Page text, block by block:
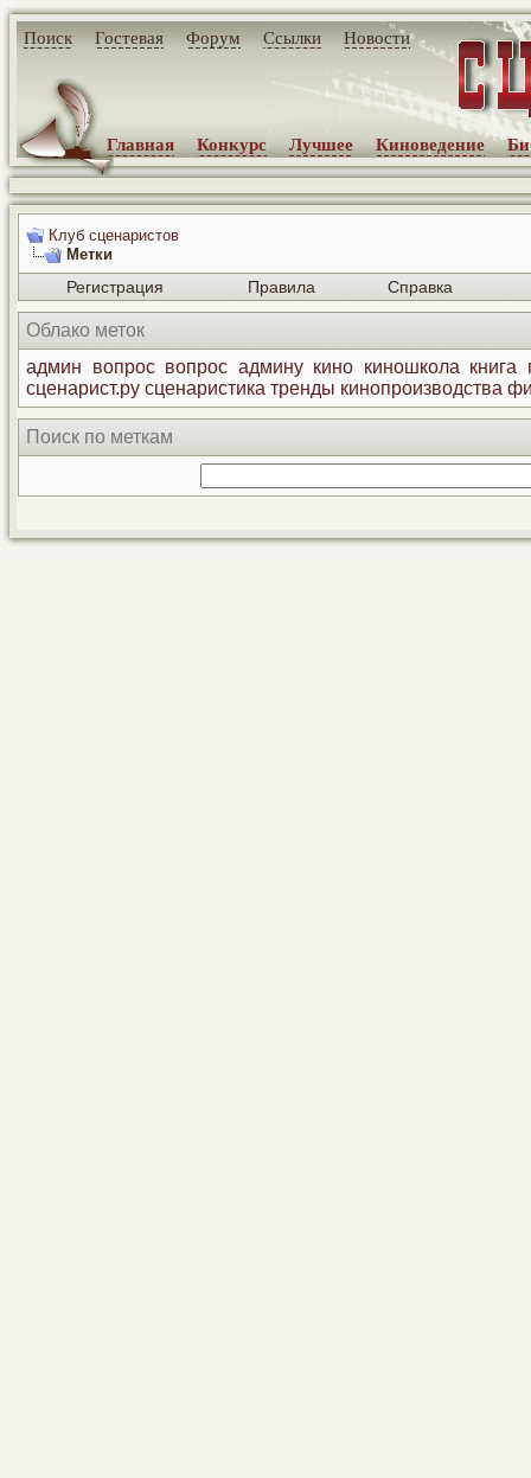
Поиск Гостевая Форум Ссылки Новости
Главная Конкурс Лучшее Киноведение
Клуб сценаристов
Метки
Регистрация Правила Справка
Облако меток
админ
вопрос вопрос админу кино киношкола книга
сценарист.ру сценаристика тренды кинопроизводства
Поиск по меткам